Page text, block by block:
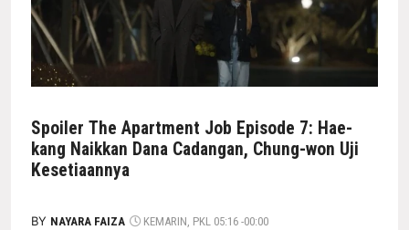
Spoiler The Apartment Job Episode 7: Hae-
kang Naikkan Dana Cadangan, Chung-won Uji
Kesetiaannya
BY NAYARA FAIZA KEMARIN, PKL 05:16 -00:00